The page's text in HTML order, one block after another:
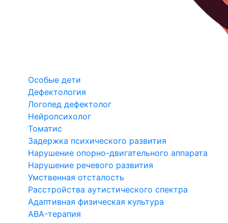
Особые дети
Дефектология
Логопед дефектолог
Нейропсихолог
Томатис
Задержка психического развития
Нарушение опорно-двигательного аппарата
Нарушение речевого развития
Умственная отсталость
Расстройства аутистического спектра
Адаптивная физическая культура
ABA-терапия